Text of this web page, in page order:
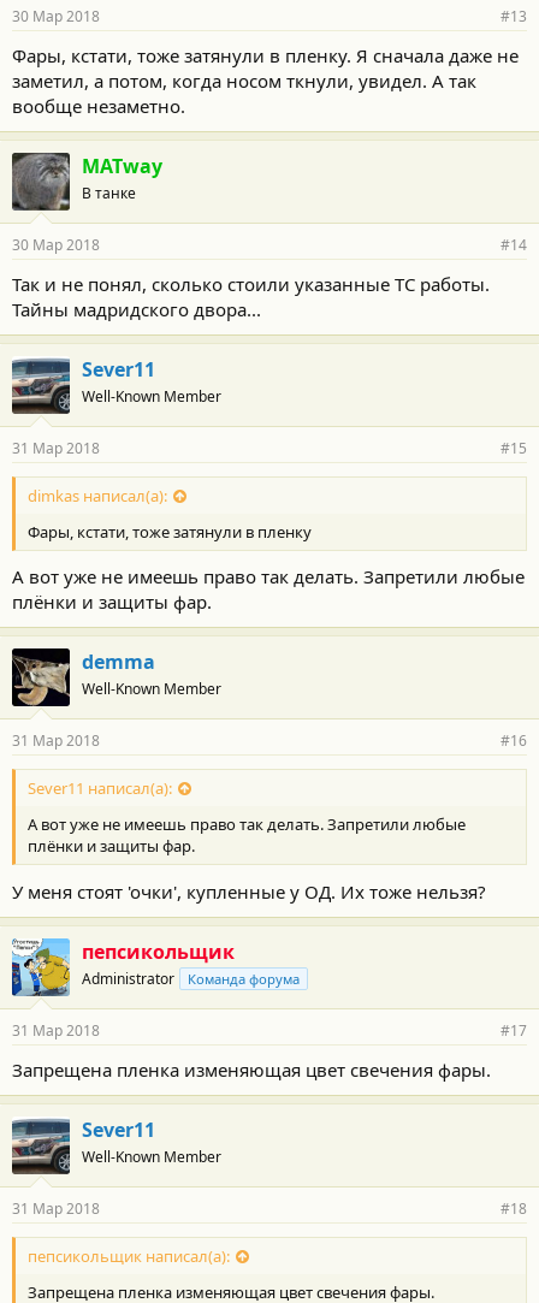
30 Мар 2018 #13
Фары, кстати, тоже затянули в пленку. Я сначала даже не
заметил, а потом, когда носом ткнули, увидел. А так
вообще незаметно.
MATway
В танке
30 Мар 2018 #14
Так и не понял, сколько стоили указанные ТС работы.
Тайны мадридского двора...
Sever11
Well-Known Member
31 Мар 2018 #15
dimkas написал(а):
Фары, кстати, тоже затянули в пленку
А вот уже не имеешь право так делать. Запретили любые
плёнки и защиты фар.
demma
Well-Known Member
31 Мар 2018 #16
Sever11 написал(а):
А вот уже не имеешь право так делать. Запретили любые
плёнки и защиты фар.
У меня стоят 'очки', купленные у ОД. Их тоже нельзя?
пепсикольщик
Administrator Команда форума
31 Мар 2018 #17
Запрещена пленка изменяющая цвет свечения фары.
Sever11
Well-Known Member
31 Мар 2018 #18
пепсикольщик написал(а):
Запрещена пленка изменяющая цвет свечения фары.